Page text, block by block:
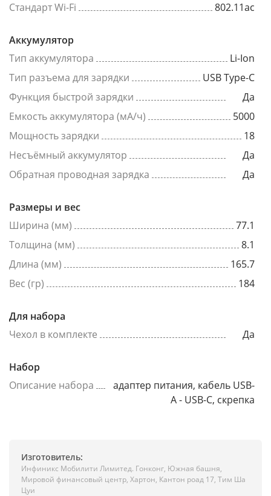
Стандарт Wi-Fi
802.11ac
Аккумулятор
Тип аккумулятора
Li-Ion
Тип разъема для зарядки
USB Type-C
Функция быстрой зарядки
Да
Емкость аккумулятора (мА/ч)
5000
Мощность зарядки
18
Несъёмный аккумулятор
Да
Обратная проводная зарядка
Да
Размеры и вес
Ширина (мм)
77.1
Толщина (мм)
8.1
Длина (мм)
165.7
Вес (гр)
184
Для набора
Чехол в комплекте
Да
Набор
Описание набора
адаптер питания, кабель USB-
A - USB-C, скрепка
Изготовитель:
Инфиникс Мобилити Лимитед. Гонконг, Южная башня,
Мировой финансовый центр, Хартон, Кантон роад 17, Тим Ша
Цуи